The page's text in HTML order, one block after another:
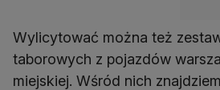
Wylicytować można też
taborowych z pojazdów
miejskiej. Wśród nich